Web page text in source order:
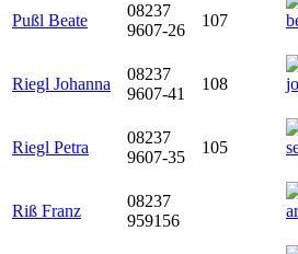
Pußl Beate
08237
9607-26
107
Riegl Johanna
08237
9607-41
108
Riegl Petra
08237
9607-35
105
Riß Franz
08237
959156